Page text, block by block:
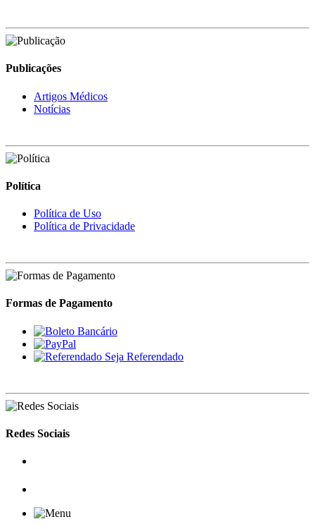
Publicações
Artigos Médicos
Notícias
Política
Política de Uso
Política de Privacidade
Formas de Pagamento
Seja Referendado
Redes Sociais